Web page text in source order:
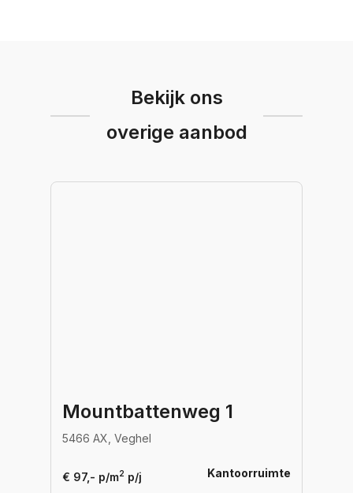
Bekijk ons
overige aanbod
Mountbattenweg 1
5466 AX, Veghel
€ 97,- p/m2 p/j Kantoorruimte